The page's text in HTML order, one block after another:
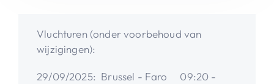
Vluchturen (onder voorbehoud van
wijzigingen):
29/09/2025: Brussel - Faro 09:20 -